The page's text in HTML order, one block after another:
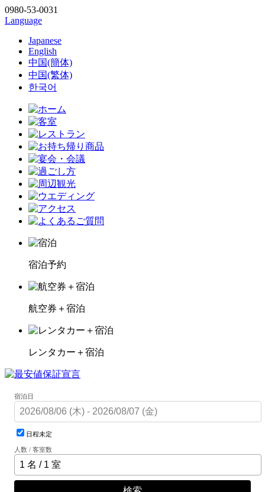
0980-53-0031
Language
Japanese
English
中国(簡体)
中国(繁体)
한국어
宿泊予約
航空券＋宿泊
レンタカー＋宿泊
宿泊日
日程未定
人数 / 客室数